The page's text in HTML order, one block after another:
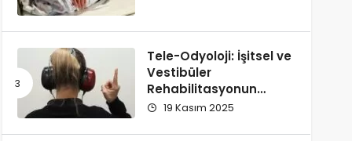
Tele-Odyoloji: İşitsel ve
Vestibüler
Rehabilitasyonun
Dijital Dönüşümü –
19 Kasım 2025